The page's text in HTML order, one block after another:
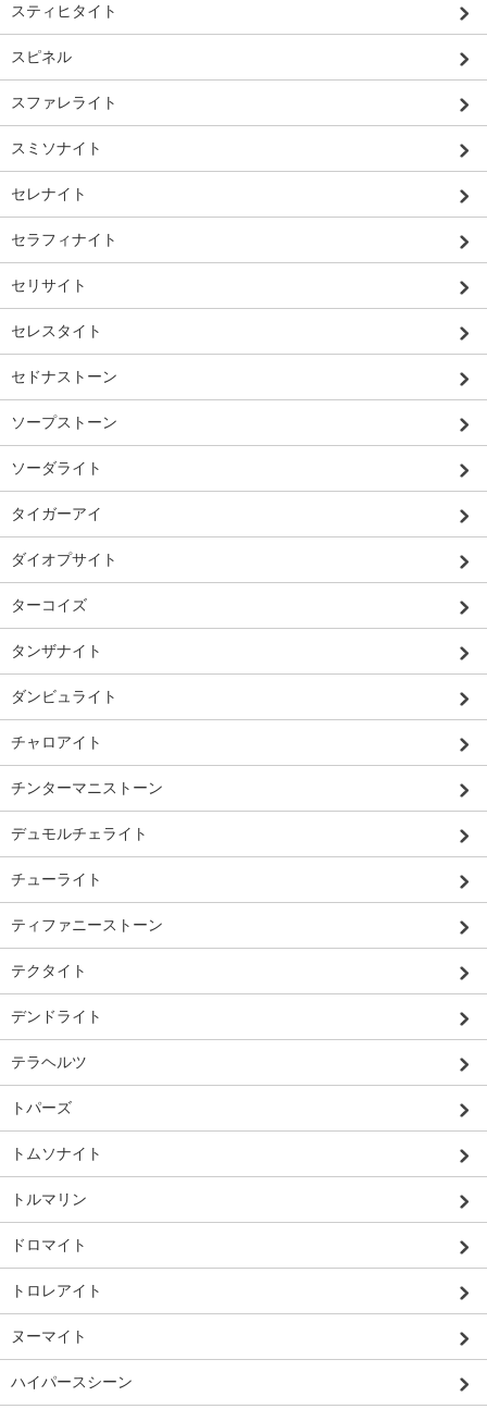
スティヒタイト
スピネル
スファレライト
スミソナイト
セレナイト
セラフィナイト
セリサイト
セレスタイト
セドナストーン
ソープストーン
ソーダライト
タイガーアイ
ダイオプサイト
ターコイズ
タンザナイト
ダンビュライト
チャロアイト
チンターマニストーン
デュモルチェライト
チューライト
ティファニーストーン
テクタイト
デンドライト
テラヘルツ
トパーズ
トムソナイト
トルマリン
ドロマイト
トロレアイト
ヌーマイト
ハイパースシーン